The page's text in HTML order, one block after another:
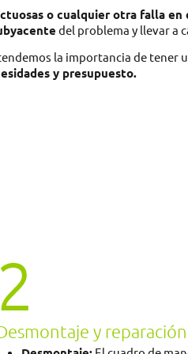
o cualquier otra falla
del problema y llevar a
la importancia de tener
y presupuesto.
2
y reparación